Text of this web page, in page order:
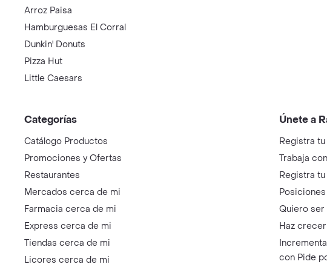
Arroz Paisa
Hamburguesas El Corral
Dunkin' Donuts
Pizza Hut
Little Caesars
Categorías
Catálogo Productos
Promociones y Ofertas
Restaurantes
Mercados cerca de mi
Farmacia cerca de mi
Express cerca de mi
Tiendas cerca de mi
Licores cerca de mi
Únete a
Registra
Trabaja
Registra
Quiero
Haz
con Pide